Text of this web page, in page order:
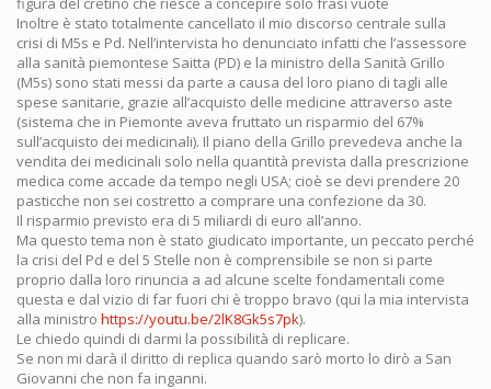
Inoltre è stato totalmente cancellato il mio discorso centrale sulla
crisi di M5s e Pd. Nell’intervista ho denunciato infatti che l’assessore
alla sanità piemontese Saitta (PD) e la ministro della Sanità Grillo
(M5s) sono stati messi da parte a causa del loro piano di tagli alle
spese sanitarie, grazie all’acquisto delle medicine attraverso aste
(sistema che in Piemonte aveva fruttato un risparmio del 67%
sull’acquisto dei medicinali). Il piano della Grillo prevedeva anche la
vendita dei medicinali solo nella quantità prevista dalla prescrizione
medica come accade da tempo negli USA; cioè se devi prendere 20
pasticche non sei costretto a comprare una confezione da 30.
Il risparmio previsto era di 5 miliardi di euro all’anno.
Ma questo tema non è stato giudicato importante, un peccato perché
la crisi del Pd e del 5 Stelle non è comprensibile se non si parte
proprio dalla loro rinuncia a ad alcune scelte fondamentali come
questa e dal vizio di far fuori chi è troppo bravo (qui la mia intervista
alla ministro https://youtu.be/2lK8Gk5s7pk).
Le chiedo quindi di darmi la possibilità di replicare.
Se non mi darà il diritto di replica quando sarò morto lo dirò a San
Giovanni che non fa inganni.